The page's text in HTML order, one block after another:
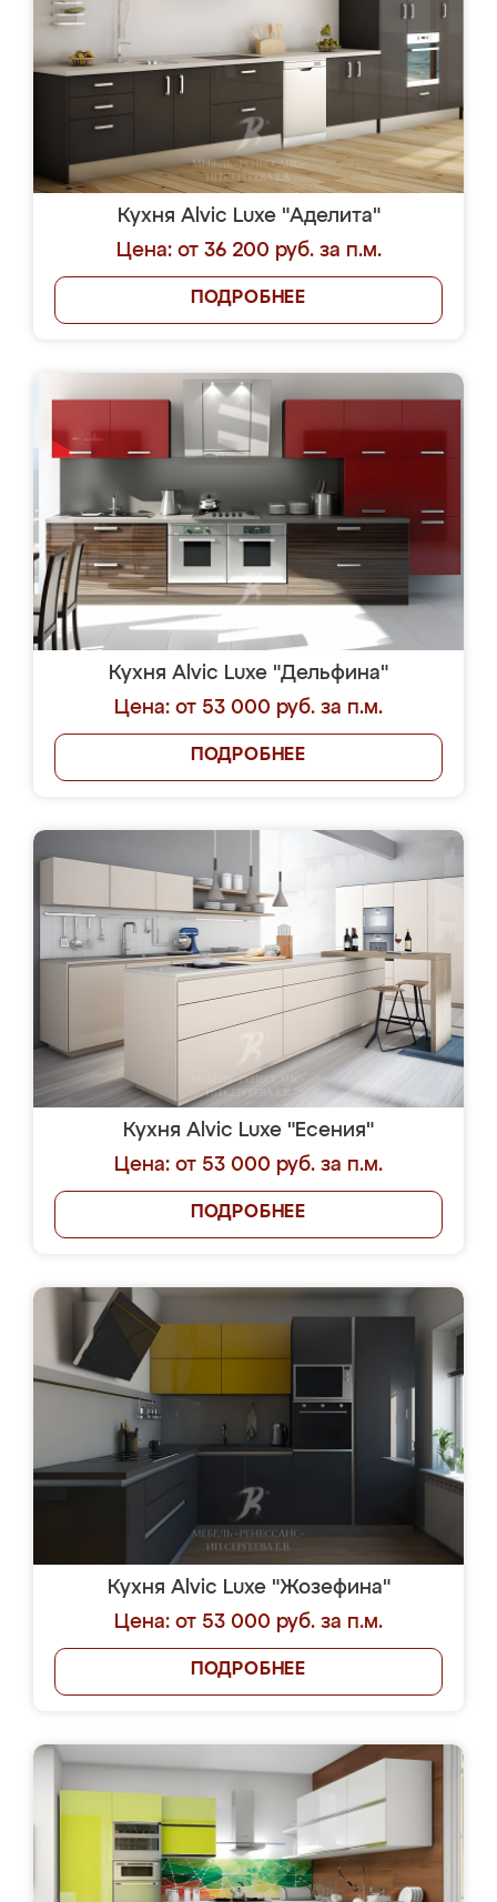
Кухня Alvic Luxe "Аделита"
Цена: от 36 200 руб. за п.м.
ПОДРОБНЕЕ
Кухня Alvic Luxe "Дельфина"
Цена: от 53 000 руб. за п.м.
ПОДРОБНЕЕ
Кухня Alvic Luxe "Есения"
Цена: от 53 000 руб. за п.м.
ПОДРОБНЕЕ
Кухня Alvic Luxe "Жозефина"
Цена: от 53 000 руб. за п.м.
ПОДРОБНЕЕ